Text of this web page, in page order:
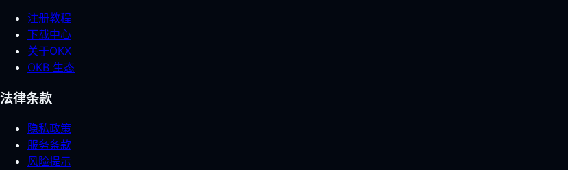
注册教程
下载中心
关于OKX
OKB 生态
法律条款
隐私政策
服务条款
风险提示